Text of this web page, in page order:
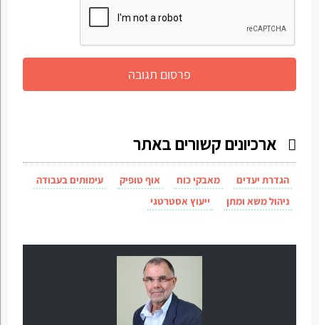
ארכיונים קשורים באתר
הגדרת יעדים מאבקי כוח אוף טופיק
עימותים בעבודה
ניהול משא ומתן
ייעוץ אסטרטגי